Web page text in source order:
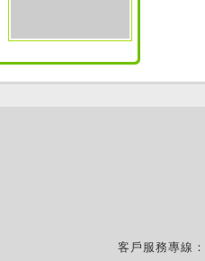
客戶服務專線